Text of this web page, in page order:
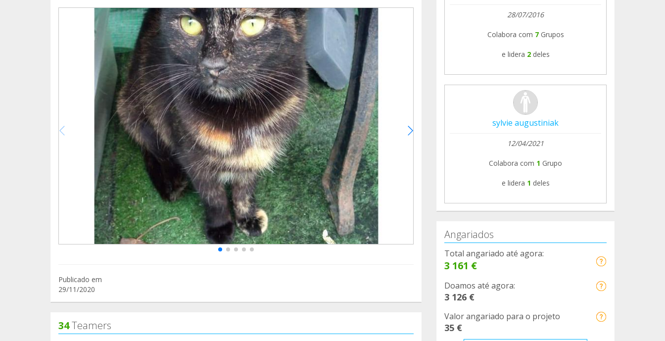
Publicado em
29/11/2020
34Teamers
28/07/2016
Colabora com 7Grupos
e lidera 2 deles
sylvie augustiniak
12/04/2021
Colabora com 1 Grupo
e lidera 1 deles
Angariados
Total angariado até agora:
3 161 €
Doamos até agora:
3 126 €
Valor angariado para o projeto
35 €